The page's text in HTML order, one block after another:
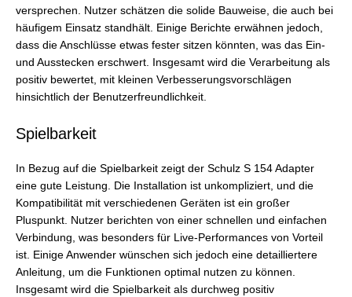
versprechen. Nutzer schätzen die solide Bauweise, die auch bei
häufigem Einsatz standhält. Einige Berichte erwähnen jedoch,
dass die Anschlüsse etwas fester sitzen könnten, was das Ein-
und Ausstecken erschwert. Insgesamt wird die Verarbeitung als
positiv bewertet, mit kleinen Verbesserungsvorschlägen
hinsichtlich der Benutzerfreundlichkeit.
Spielbarkeit
In Bezug auf die Spielbarkeit zeigt der Schulz S 154 Adapter
eine gute Leistung. Die Installation ist unkompliziert, und die
Kompatibilität mit verschiedenen Geräten ist ein großer
Pluspunkt. Nutzer berichten von einer schnellen und einfachen
Verbindung, was besonders für Live-Performances von Vorteil
ist. Einige Anwender wünschen sich jedoch eine detailliertere
Anleitung, um die Funktionen optimal nutzen zu können.
Insgesamt wird die Spielbarkeit als durchweg positiv